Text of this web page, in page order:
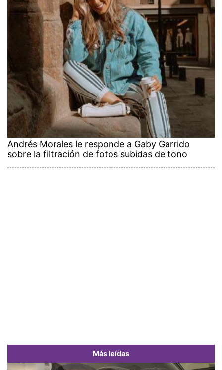
Andrés Morales le responde a Gaby Garrido
sobre la filtración de fotos subidas de tono
Más leídas